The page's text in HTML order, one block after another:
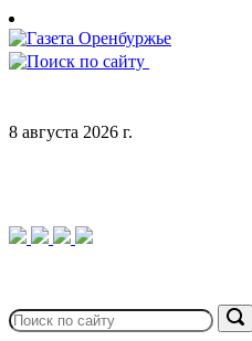
Skip
to
content
8 августа 2026 г.
for: